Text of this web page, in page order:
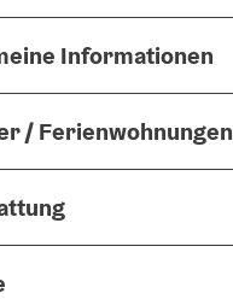
Informationen
/ Ferienwohnungen